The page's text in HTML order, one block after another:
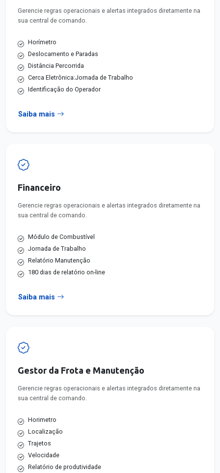
Gerencie regras operacionais e alertas integrados diretamente na
sua central de comando.
Horímetro
Deslocamento e Paradas
Distância Percorrida
Cerca Eletrônica:Jornada de Trabalho
Identificação do Operador
Saiba mais
Financeiro
Gerencie regras operacionais e alertas integrados diretamente na
sua central de comando.
Módulo de Combustível
Jornada de Trabalho
Relatório Manutenção
180 dias de relatório on-line
Saiba mais
Gestor da Frota e Manutenção
Gerencie regras operacionais e alertas integrados diretamente na
sua central de comando.
Horimetro
Localização
Trajetos
Velocidade
Relatório de produtividade